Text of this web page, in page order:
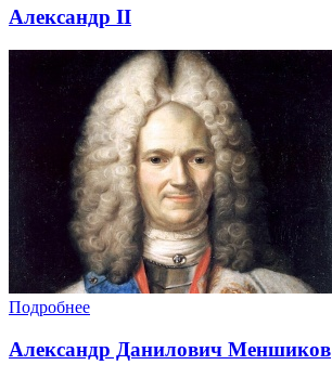
Александр II
Подробнее
Александр Данилович Меншиков